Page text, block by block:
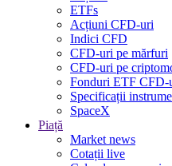
ETFs
Acțiuni CFD-uri
Indici CFD
CFD-uri pe mărfuri
CFD-uri pe
Fonduri ETF CFD-
Specificații
SpaceX
Piață
Market news
Cotații live